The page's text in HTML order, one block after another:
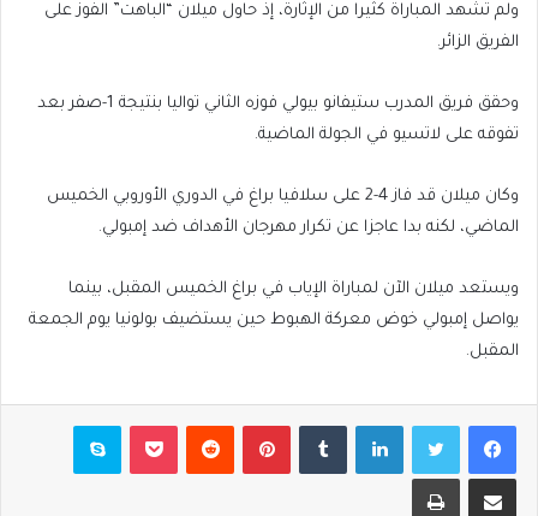
ولم تشهد المباراة كثيرا من الإثارة، إذ حاول ميلان “الباهت” الفوز على
الفريق الزائر.
وحقق فريق المدرب ستيفانو بيولي فوزه الثاني تواليا بنتيجة 1-صفر بعد
تفوقه على لاتسيو في الجولة الماضية.
وكان ميلان قد فاز 4-2 على سلافيا براغ في الدوري الأوروبي الخميس
الماضي، لكنه بدا عاجزا عن تكرار مهرجان الأهداف ضد إمبولي.
ويستعد ميلان الآن لمباراة الإياب في براغ الخميس المقبل، بينما
يواصل إمبولي خوض معركة الهبوط حين يستضيف بولونيا يوم الجمعة
المقبل.
فيسبوكتويتر لينكدإن بينتيريست بوكيت سكايب
مشاركة عبر البريد طباعة